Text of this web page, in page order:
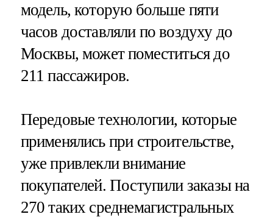
модель, которую больше пяти
часов доставляли по воздуху до
Москвы, может поместиться до
211 пассажиров.
Передовые технологии, которые
применялись при строительстве,
уже привлекли внимание
покупателей. Поступили заказы на
270 таких среднемагистральных